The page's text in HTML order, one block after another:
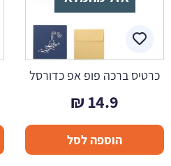
כרטיס ברכה פופ אפ כדורסל
14.9
₪
הוספה לסל